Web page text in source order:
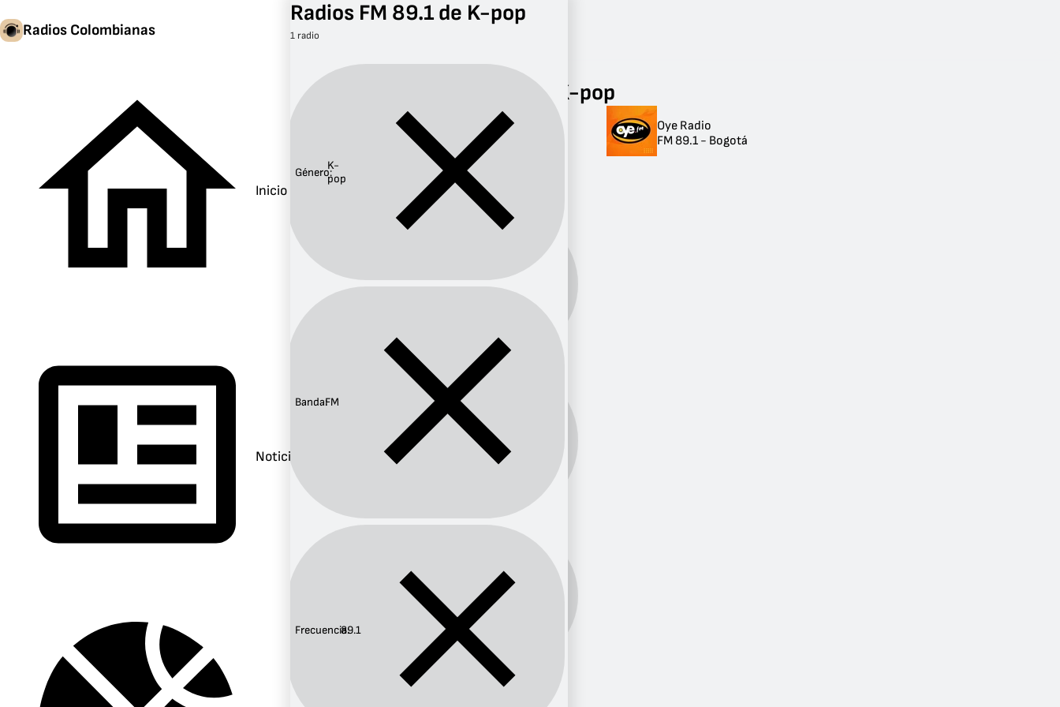
Radios Colombianas
Inicio
Noticias
FM 89.1
Radios FM 89.1 de K-pop
Radios FM 89.1 de
K-pop
Género:
K-
pop
Banda:
FM
Frecuencia:
89.1
Oye Radio
FM 89.1 - Bogotá
Radios FM 89.1 de K-pop
1 radio
Género:K-
pop
Banda:FM
Frecuencia:89.1